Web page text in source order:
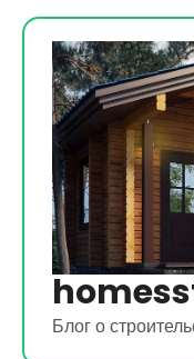
Перейти
содержимому
Блог о